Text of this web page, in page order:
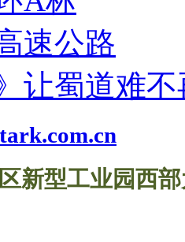
速公路
让蜀道难
新型工业园西